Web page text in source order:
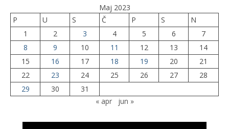
Maj 2023
P
U S Č P S
N
1
2 3 4 5 6
7
8
9 10 11 12 13
14
15
16 17 18 19 20
21
22
23 24 25 26 27
28
29
30
31
« apr
jun »